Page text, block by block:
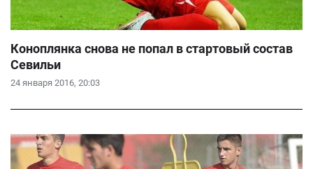
24 января 2016, 20:03
Коноплянка снова не попал в стартовый состав
Севильи